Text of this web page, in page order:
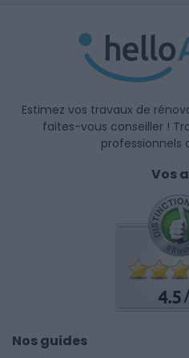
Estimez vos travaux de
faites-vous conseiller !
professionnels
Vos
4.5 /
Nos guides